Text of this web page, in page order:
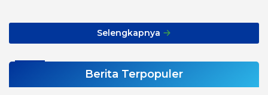
Selengkapnya
Berita Terpopuler